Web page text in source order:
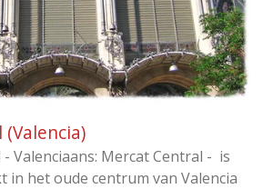
Valenciaans: Mercat Central - is
in het oude centrum van Valencia